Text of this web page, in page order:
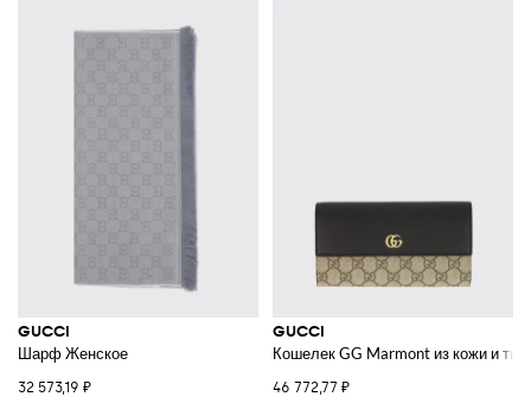
GUCCI
Шарф Женское
32 573,19 ₽
GUCCI
Кошелек GG Marmont из кожи и
46 772,77 ₽